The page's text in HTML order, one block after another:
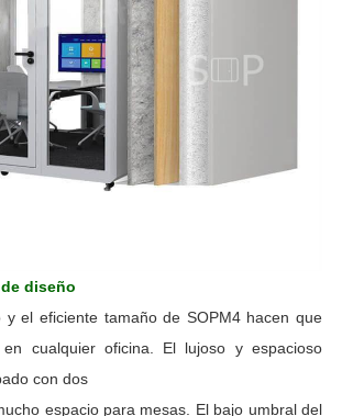
diseño
y el eficiente tamaño de SOPM4 hacen que
en cualquier oficina. El lujoso y espacioso
con dos
espacio para mesas. El bajo umbral del